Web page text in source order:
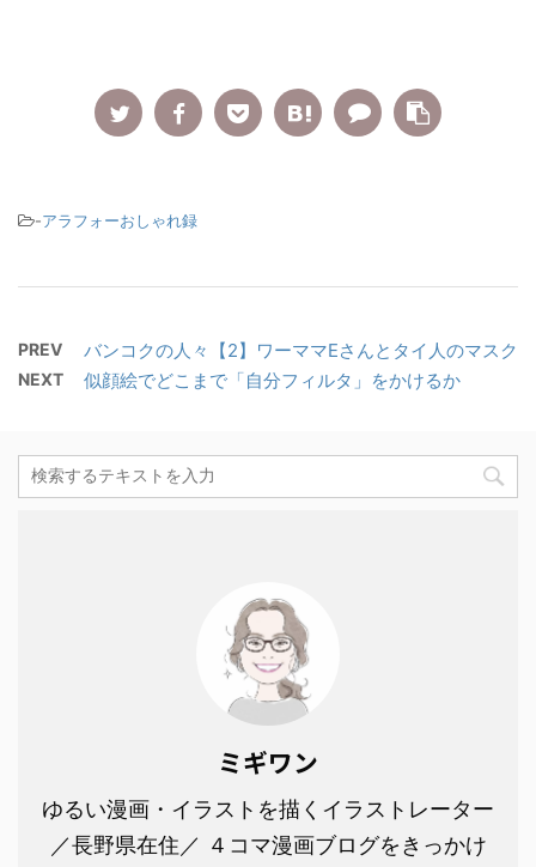
-アラフォーおしゃれ録
PREV バンコクの人々【2】ワーママEさんとタイ人のマスク
NEXT 似顔絵でどこまで「自分フィルタ」をかけるか
ミギワン
ゆるい漫画・イラストを描くイラストレーター
／長野県在住／ ４コマ漫画ブログをきっかけ